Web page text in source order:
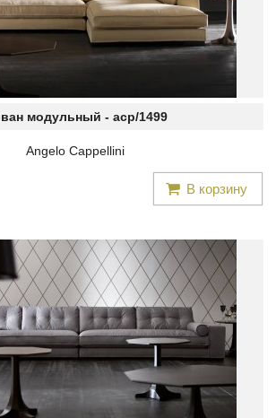
модульный - acp/1499
Angelo Cappellini
В корзину